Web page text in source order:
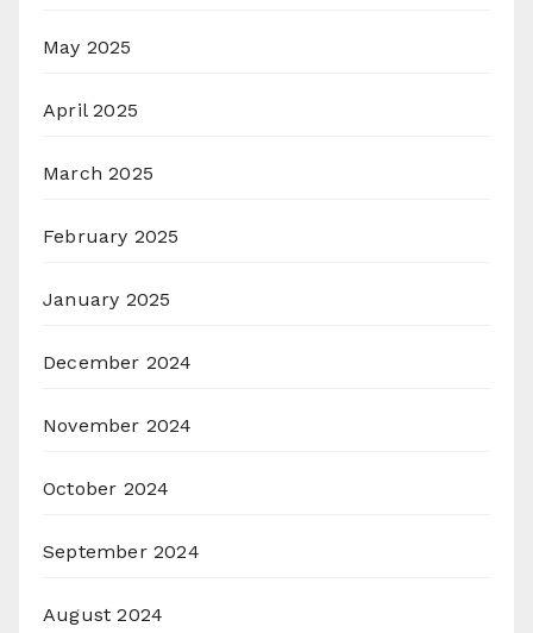
May 2025
April 2025
March 2025
February 2025
January 2025
December 2024
November 2024
October 2024
September 2024
August 2024